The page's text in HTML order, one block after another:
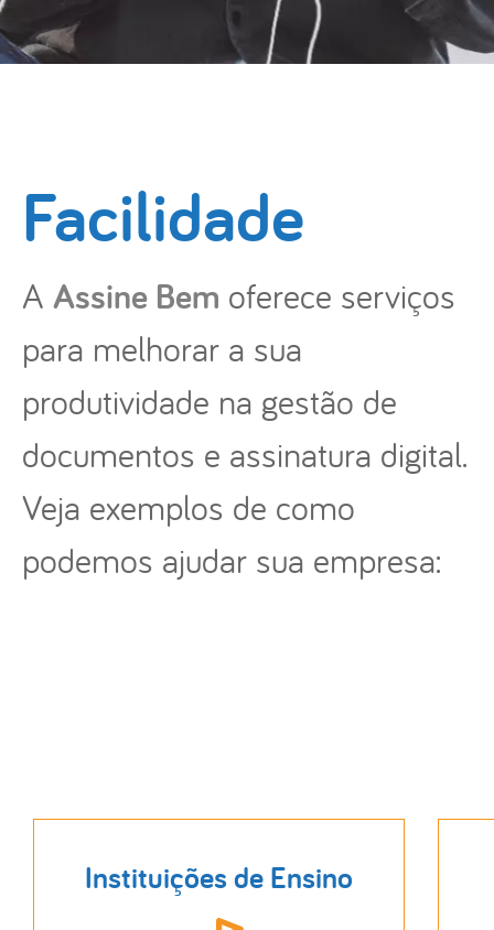
Facilidade
A Assine Bem oferece serviços
para melhorar a sua
produtividade na gestão de
documentos e assinatura digital.
Veja exemplos de como
podemos ajudar sua empresa:
Instituições de Ensino